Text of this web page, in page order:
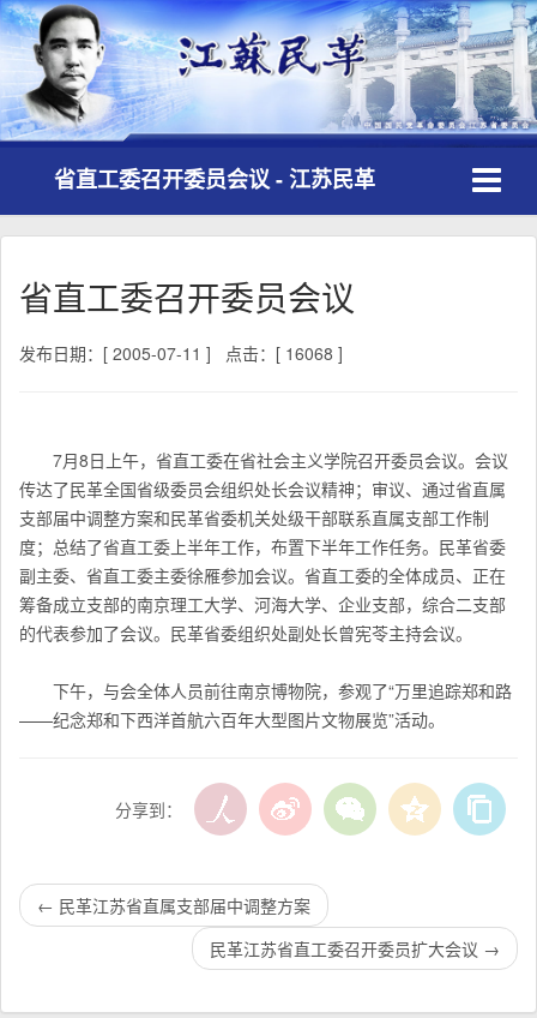
省直工委召开委员会议 - 江苏民革
省直工委召开委员会议
发布日期：[ 2005-07-11 ] 点击：[ 16068 ]
7月8日上午，省直工委在省社会主义学院召开委员会议。会议
传达了民革全国省级委员会组织处长会议精神；审议、通过省直属
支部届中调整方案和民革省委机关处级干部联系直属支部工作制
度；总结了省直工委上半年工作，布置下半年工作任务。民革省委
副主委、省直工委主委徐雁参加会议。省直工委的全体成员、正在
筹备成立支部的南京理工大学、河海大学、企业支部，综合二支部
的代表参加了会议。民革省委组织处副处长曾宪苓主持会议。
下午，与会全体人员前往南京博物院，参观了“万里追踪郑和路
——纪念郑和下西洋首航六百年大型图片文物展览”活动。
分享到：
← 民革江苏省直属支部届中调整方案
民革江苏省直工委召开委员扩大会议 →